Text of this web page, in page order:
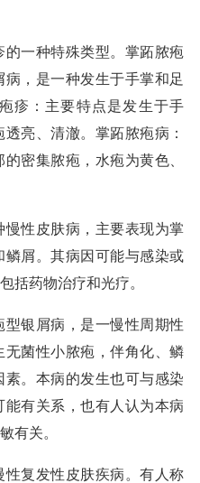
一种特殊类型。掌跖脓疱
，是一种发生于手掌和足
疹：主要特点是发生于手
亮、清澈。掌跖脓疱病：
密集脓疱，水疱为黄色、
性皮肤病，主要表现为掌
屑。其病因可能与感染或
括药物治疗和光疗。
银屑病，是一慢性周期性
菌性小脓疱，伴角化、鳞
。本病的发生也可与感染
有关系，也有人认为本病
有关。
复发性皮肤疾病。有人称